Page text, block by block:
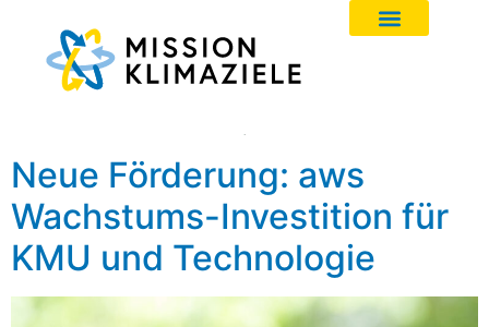
Neue Förderung: aws
Wachstums-Investition für
KMU und Technologie